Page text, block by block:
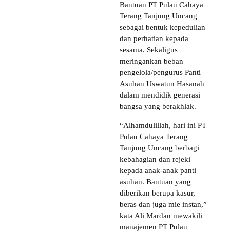
Bantuan PT Pulau Cahaya
Terang Tanjung Uncang
sebagai bentuk kepedulian
dan perhatian kepada
sesama. Sekaligus
meringankan beban
pengelola/pengurus Panti
Asuhan Uswatun Hasanah
dalam mendidik generasi
bangsa yang berakhlak.
“Alhamdulillah, hari ini PT
Pulau Cahaya Terang
Tanjung Uncang berbagi
kebahagian dan rejeki
kepada anak-anak panti
asuhan. Bantuan yang
diberikan berupa kasur,
beras dan juga mie instan,”
kata Ali Mardan mewakili
manajemen PT Pulau